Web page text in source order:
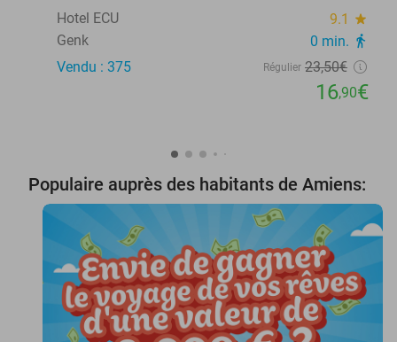
Hotel ECU
9.1 star
Genk 0 min. directions_walk
Vendu : 375 Régulier 23,50€
16,90€
Populaire auprès des habitants de Amiens: